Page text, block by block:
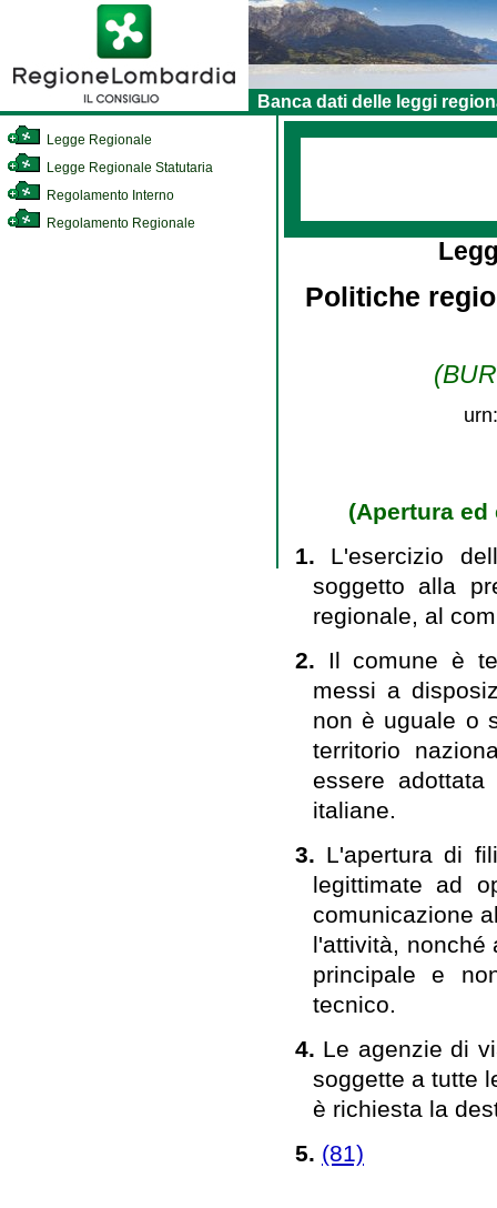
Banca dati delle leggi
Legge Regionale
Legge Regionale Statutaria
Regolamento Interno
Regolamento Regionale
Politiche
(Apertura
1. L'esercizio
soggetto alla
regionale, al
2.
Il comune è
messi a
non è uguale o
territorio
essere
italiane.
3. L'apertura di
legittimate ad
comunicazione
l'attività, nonché
principale e
tecnico.
4. Le agenzie di
soggette a tutte
è richiesta la
5. (81)